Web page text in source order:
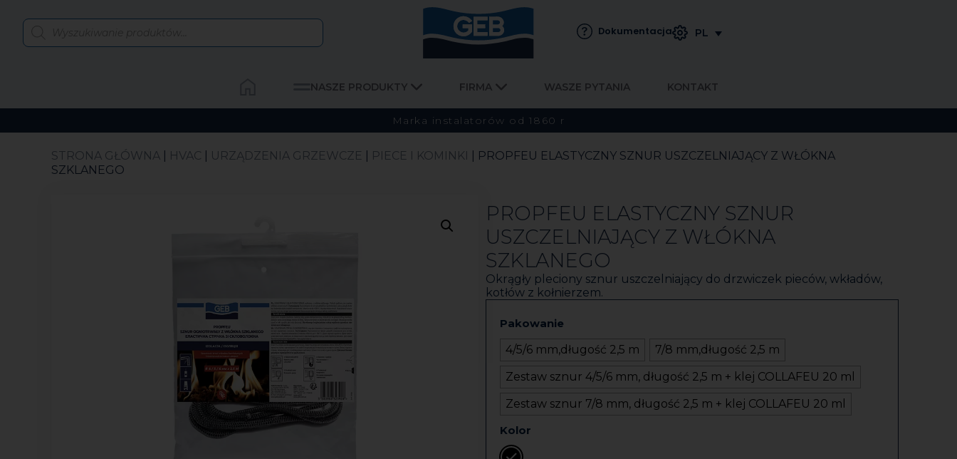
Dokumentacja PL
NASZE PRODUKTY FIRMA WASZE PYTANIA KONTAKT
Marka instalatorów od 1860 r
STRONA GŁÓWNA HVAC URZĄDZENIA GRZEWCZE PIECE I KOMINKI
| PROPFEU ELASTYCZNY SZNUR USZCZELNIAJĄCY Z WŁÓKNA
SZKLANEGO
PROPFEU ELASTYCZNY SZNUR
USZCZELNIAJĄCY Z WŁÓKNA
SZKLANEGO
Okrągły pleciony sznur uszczelniający do drzwiczek pieców, wkładów,
kotłów z kołnierzem.
Pakowanie
4/5/6 mm,długość 2,5 m
7/8 mm,długość 2,5 m
Zestaw sznur 4/5/6 mm, długość 2,5 m + klej COLLAFEU 20 ml
Zestaw sznur 7/8 mm, długość 2,5 m + klej COLLAFEU 20 ml
Kolor